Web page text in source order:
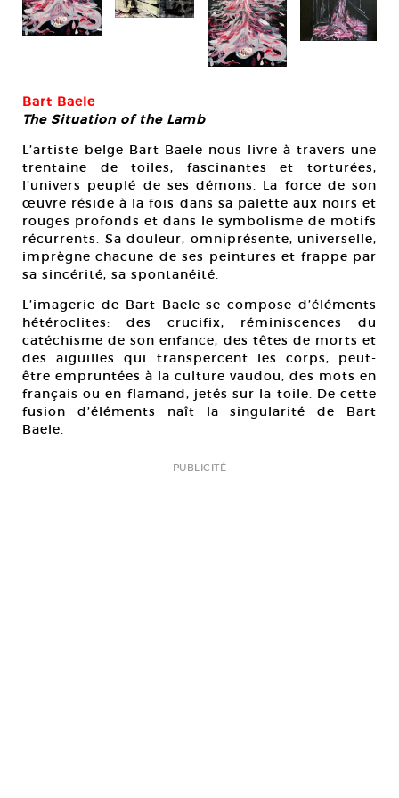
Bart Baele
The Situation of the Lamb
L’artiste belge Bart Baele nous livre à travers une
trentaine de toiles, fascinantes et torturées,
l’univers peuplé de ses démons. La force de son
œuvre réside à la fois dans sa palette aux noirs et
rouges profonds et dans le symbolisme de motifs
récurrents. Sa douleur, omniprésente, universelle,
imprègne chacune de ses peintures et frappe par
sa sincérité, sa spontanéité.
L’imagerie de Bart Baele se compose d’éléments
hétéroclites: des crucifix, réminiscences du
catéchisme de son enfance, des têtes de morts et
des aiguilles qui transpercent les corps, peut-
être empruntées à la culture vaudou, des mots en
français ou en flamand, jetés sur la toile. De cette
fusion d’éléments naît la singularité de Bart
Baele.
PUBLICITÉ